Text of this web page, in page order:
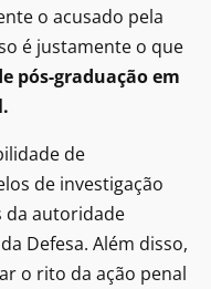
o acusado pela
é justamente o que
pós-graduação em
de
de investigação
da autoridade
Defesa. Além disso,
o rito da ação penal